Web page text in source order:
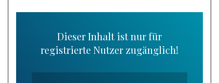
Dieser Inhalt ist nur für
registrierte Nutzer zugänglich!